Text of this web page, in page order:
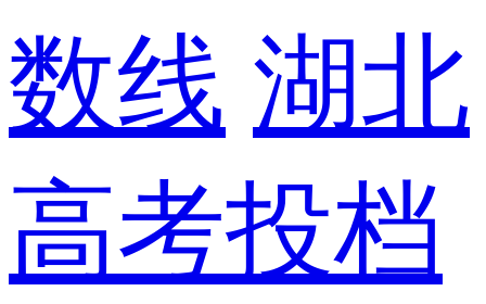
数线 湖北
高考投档